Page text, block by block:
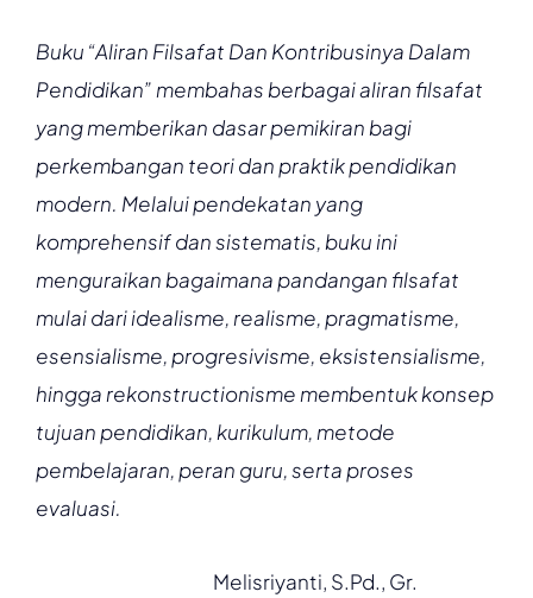
Buku “Aliran Filsafat Dan Kontribusinya Dalam
Pendidikan” membahas berbagai aliran filsafat
yang memberikan dasar pemikiran bagi
perkembangan teori dan praktik pendidikan
modern. Melalui pendekatan yang
komprehensif dan sistematis, buku ini
menguraikan bagaimana pandangan filsafat
mulai dari idealisme, realisme, pragmatisme,
esensialisme, progresivisme, eksistensialisme,
hingga rekonstructionisme membentuk konsep
tujuan pendidikan, kurikulum, metode
pembelajaran, peran guru, serta proses
evaluasi.
Melisriyanti, S.Pd., Gr.